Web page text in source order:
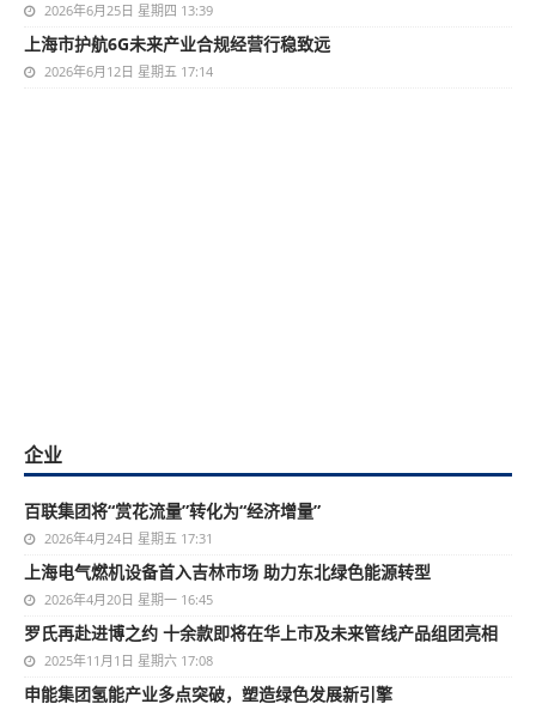
2026年6月25日 星期四 13:39
上海市护航6G未来产业合规经营行稳致远
2026年6月12日 星期五 17:14
企业
百联集团将“赏花流量”转化为“经济增量”
2026年4月24日 星期五 17:31
上海电气燃机设备首入吉林市场 助力东北绿色能源转型
2026年4月20日 星期一 16:45
罗氏再赴进博之约 十余款即将在华上市及未来管线产品组团亮相
2025年11月1日 星期六 17:08
申能集团氢能产业多点突破，塑造绿色发展新引擎